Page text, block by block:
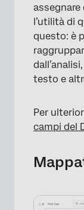
l’utilità di
questo: è
testo e
Per
campi del